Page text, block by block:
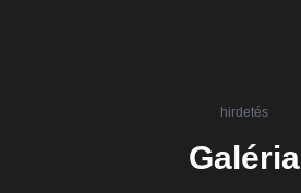
hirdetés
Galéria